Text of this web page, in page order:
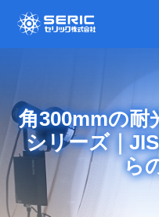
角300mmの耐
シリーズ｜
ら